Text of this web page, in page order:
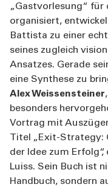
„Gastvorlesung“
organisiert,
Battista zu einer
seines zugleich
Ansatzes. Gerade
eine Synthese zu
Alex Weissensteiner
besonders
Vortrag mit
Titel „Exit-Strategy:
der Idee zum
Luiss. Sein Buch ist
Handbuch, sondern